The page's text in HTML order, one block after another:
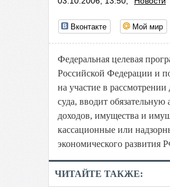
Вконтакте Мой мир
Федеральная целевая
Российской Федерации и
на участие в
суда, вводит обязательную
доходов, имущества и
кассационные или
экономического развития
ЧИТАЙТЕ ТАКЖЕ: